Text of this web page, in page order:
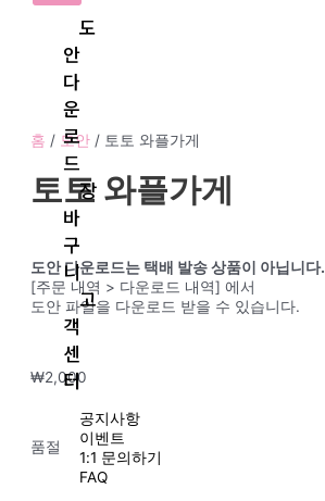
도
안
다
운
로
드
장
바
구
니
고
객
센
터
공지사항
이벤트
1:1 문의하기
FAQ
홈 / 도안 / 토토 와플가게
토토 와플가게
도안 다운로드는 택배 발송 상품이 아닙니다.
[주문 내역 > 다운로드 내역] 에서
도안 파일을 다운로드 받을 수 있습니다.
₩2,000
품절